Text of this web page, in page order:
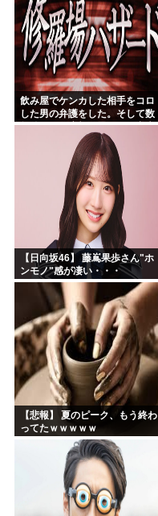
飲み屋でケンカした相手をコロ
した男の弁護をした。そして数
年後、因果応報を思わせる出来
【日向坂46】 藤嶌果歩さん"ホ
ンモノ"感が凄い・・・
【悲報】 夏のピーク、もう終わ
ってたｗｗｗｗｗ